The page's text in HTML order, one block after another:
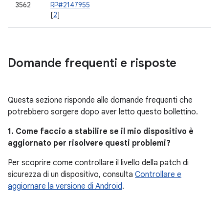
3562
RP#2147955
[2]
Domande frequenti e risposte
Questa sezione risponde alle domande frequenti che
potrebbero sorgere dopo aver letto questo bollettino.
1. Come faccio a stabilire se il mio dispositivo è
aggiornato per risolvere questi problemi?
Per scoprire come controllare il livello della patch di
sicurezza di un dispositivo, consulta Controllare e
aggiornare la versione di Android.